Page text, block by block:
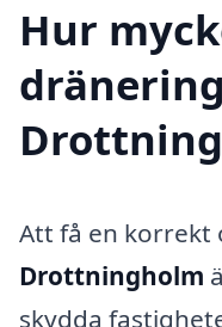
Hur
Att få en korrekt
Drottningholm
skydda